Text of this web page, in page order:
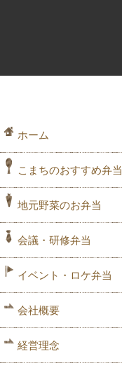
ホーム
こまちのおすすめ弁当
地元野菜のお弁当
会議・研修弁当
イベント・ロケ弁当
会社概要
経営理念